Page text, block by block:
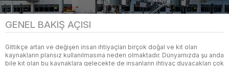
GENEL BAKIŞ AÇISI
Gittikçe artan ve değişen insan ihtiyaçları birçok doğal ve kıt olan
kaynakların plansız kullanılmasına neden olmaktadır. Dünyamızda şu anda
bile kıt olan bu kaynaklara gelecekte de insanların ihtiyaç duyacakları çok